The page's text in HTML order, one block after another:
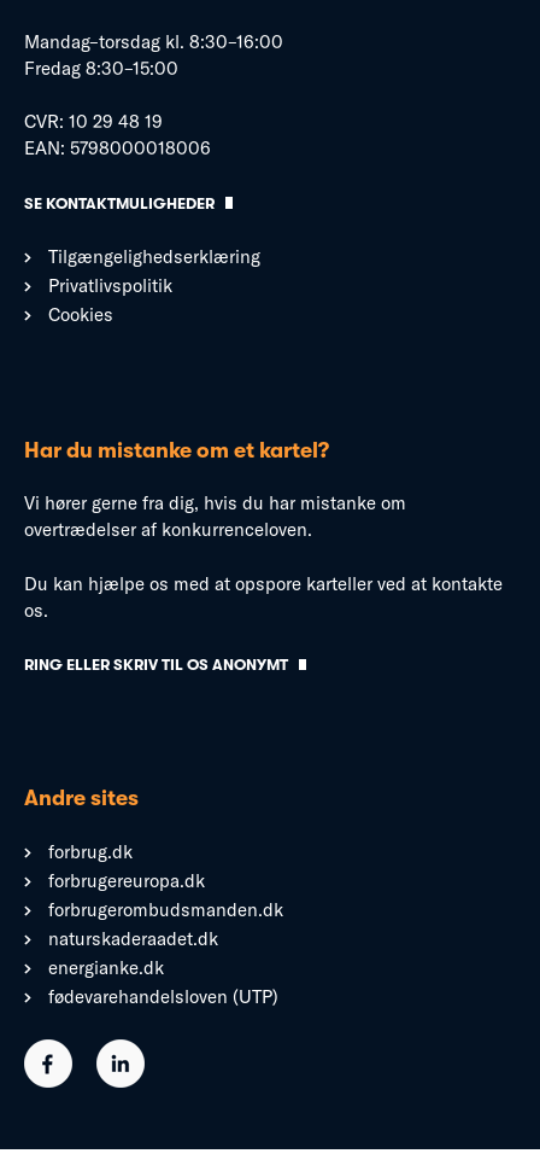
Mandag–torsdag kl. 8:30–16:00
Fredag 8:30–15:00
CVR: 10 29 48 19
EAN: 5798000018006
SE KONTAKTMULIGHEDER
Tilgængelighedserklæring
Privatlivspolitik
Cookies
Har du mistanke om et kartel?
Vi hører gerne fra dig, hvis du har mistanke om
overtrædelser af konkurrenceloven.
Du kan hjælpe os med at opspore karteller ved at kontakte
os.
RING ELLER SKRIV TIL OS ANONYMT
Andre sites
forbrug.dk
forbrugereuropa.dk
forbrugerombudsmanden.dk
naturskaderaadet.dk
energianke.dk
fødevarehandelsloven (UTP)